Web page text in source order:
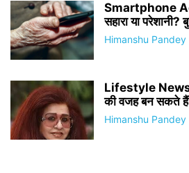
Smartphone
सहारा या परेशानी?
Himanshu Pandey
Lifestyle News:
की वजह बन सकते
Himanshu Pandey